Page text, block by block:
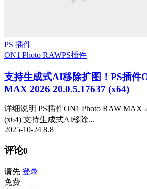
PS 插件
ON1 Photo RAWPS插件
支持生成式AI移除扩图！PS插件
MAX 2026 20.0.5.17637 (x64)
详细说明 PS插件ON1 Photo RAW MAX
(x64) 支持生成式AI移除...
2025-10-24 8.8
评论0
请先 登录
免费